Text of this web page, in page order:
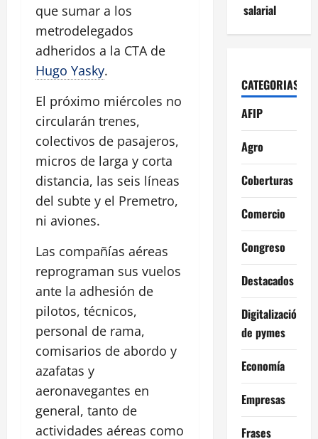
que sumar a los
metrodelegados
adheridos a la CTA de
Hugo Yasky.
El próximo miércoles no
circularán trenes,
colectivos de pasajeros,
micros de larga y corta
distancia, las seis líneas
del subte y el Premetro,
ni aviones.
Las compañías aéreas
reprograman sus vuelos
ante la adhesión de
pilotos, técnicos,
personal de rama,
comisarios de abordo y
azafatas y
aeronavegantes en
general, tanto de
actividades aéreas como
salarial
CATEGORIAS
AFIP
Agro
Coberturas
Comercio
Congreso
Destacados
Digitalización
de pymes
Economía
Empresas
Frases